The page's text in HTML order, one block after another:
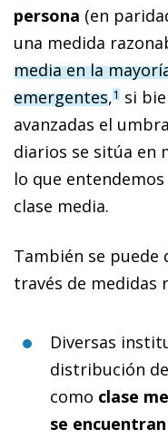
persona (en
una medida
media en la
emergentes,1 si
avanzadas el
diarios se sitúa en
lo que
clase media.
También se puede
través de medidas
Diversas
distribución
como clase
se